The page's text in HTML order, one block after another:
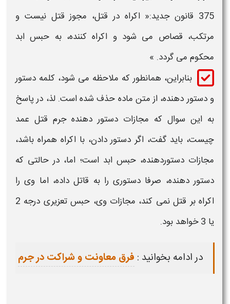
375 قانون جدید:« اکراه در قتل، مجوز قتل نیست و
مرتکب، قصاص می شود و اکراه کننده، به حبس ابد
محکوم می گردد. »
بنابراین، همانطور که ملاحظه می شود، کلمه دستور
و دستور دهنده، از متن ماده حذف شده است. لذ، در پاسخ
به این سوال که مجازات دستور دهنده جرم قتل عمد
چیست، باید گفت، اگر دستور دادن، با اکراه همراه باشد،
مجازات دستوردهنده، حبس ابد است؛ اما، در حالتی که
دستور دهنده، صرفا دستوری را به قاتل داده، اما وی را
اکراه بر قتل نمی کند، مجازات وی، حبس تعزیری درجه 2
یا 3 خواهد بود.
در ادامه بخوانید : فرق معاونت و شراکت در جرم